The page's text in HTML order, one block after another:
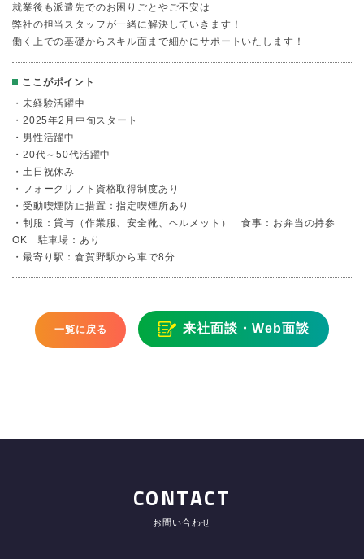
就業後も派遣先でのお困りごとやご不安は
弊社の担当スタッフが一緒に解決していきます！
働く上での基礎からスキル面まで細かにサポートいたします！
ここがポイント
・未経験活躍中
・2025年2月中旬スタート
・男性活躍中
・20代～50代活躍中
・土日祝休み
・フォークリフト資格取得制度あり
・受動喫煙防止措置：指定喫煙所あり
・制服：貸与（作業服、安全靴、ヘルメット） 食事：お弁当の持参
OK 駐車場：あり
・最寄り駅：倉賀野駅から車で8分
一覧に戻る 来社面談・Web面談
CONTACT
お問い合わせ